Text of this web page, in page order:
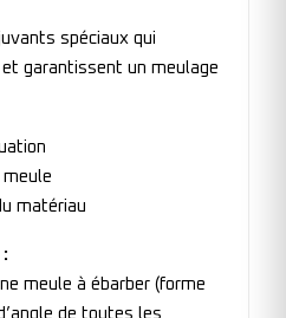
spéciaux qui
garantissent un meulage
meule
matériau
meule à ébarber (forme
de toutes les